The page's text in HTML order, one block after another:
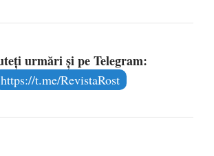
urmări și pe Telegram:
https://t.me/RevistaRost